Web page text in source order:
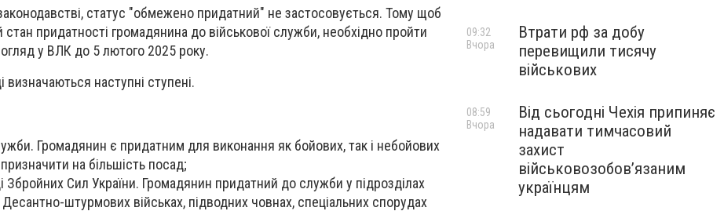
статус "обмежено придатний" не застосовується. Тому щоб
стан придатності громадянина до військової служби, необхідно пройти
у ВЛК до 5 лютого 2025 року.
наступні ступені.
Громадянин є придатним для виконання як бойових, так і небойових
на більшість посад;
Збройних Сил України. Громадянин придатний до служби у підрозділах
Десантно-штурмових військах, підводних човнах, спеціальних спорудах
Втрати рф за добу
перевищили тисячу
військових
09:32
Вчора
Від сьогодні Чехія припиняє
надавати тимчасовий
захист
військовозобов’язаним
українцям
08:59
Вчора